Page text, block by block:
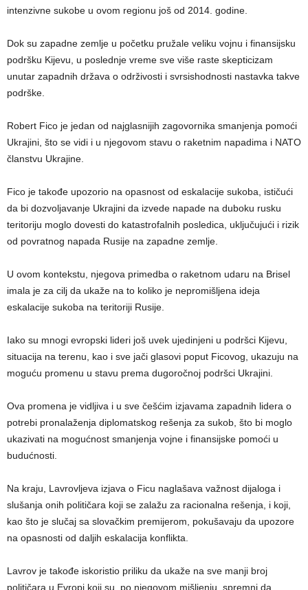
intenzivne sukobe u ovom regionu još od 2014. godine.
Dok su zapadne zemlje u početku pružale veliku vojnu i finansijsku
podršku Kijevu, u poslednje vreme sve više raste skepticizam
unutar zapadnih država o održivosti i svrsishodnosti nastavka takve
podrške.
Robert Fico je jedan od najglasnijih zagovornika smanjenja pomoći
Ukrajini, što se vidi i u njegovom stavu o raketnim napadima i NATO
članstvu Ukrajine.
Fico je takođe upozorio na opasnost od eskalacije sukoba, ističući
da bi dozvoljavanje Ukrajini da izvede napade na duboku rusku
teritoriju moglo dovesti do katastrofalnih posledica, uključujući i rizik
od povratnog napada Rusije na zapadne zemlje.
U ovom kontekstu, njegova primedba o raketnom udaru na Brisel
imala je za cilj da ukaže na to koliko je nepromišljena ideja
eskalacije sukoba na teritoriji Rusije.
Iako su mnogi evropski lideri još uvek ujedinjeni u podršci Kijevu,
situacija na terenu, kao i sve jači glasovi poput Ficovog, ukazuju na
moguću promenu u stavu prema dugoročnoj podršci Ukrajini.
Ova promena je vidljiva i u sve češćim izjavama zapadnih lidera o
potrebi pronalaženja diplomatskog rešenja za sukob, što bi moglo
ukazivati na mogućnost smanjenja vojne i finansijske pomoći u
budućnosti.
Na kraju, Lavrovljeva izjava o Ficu naglašava važnost dijaloga i
slušanja onih političara koji se zalažu za racionalna rešenja, i koji,
kao što je slučaj sa slovačkim premijerom, pokušavaju da upozore
na opasnosti od daljih eskalacija konflikta.
Lavrov je takođe iskoristio priliku da ukaže na sve manji broj
političara u Evropi koji su, po njegovom mišljenju, spremni da